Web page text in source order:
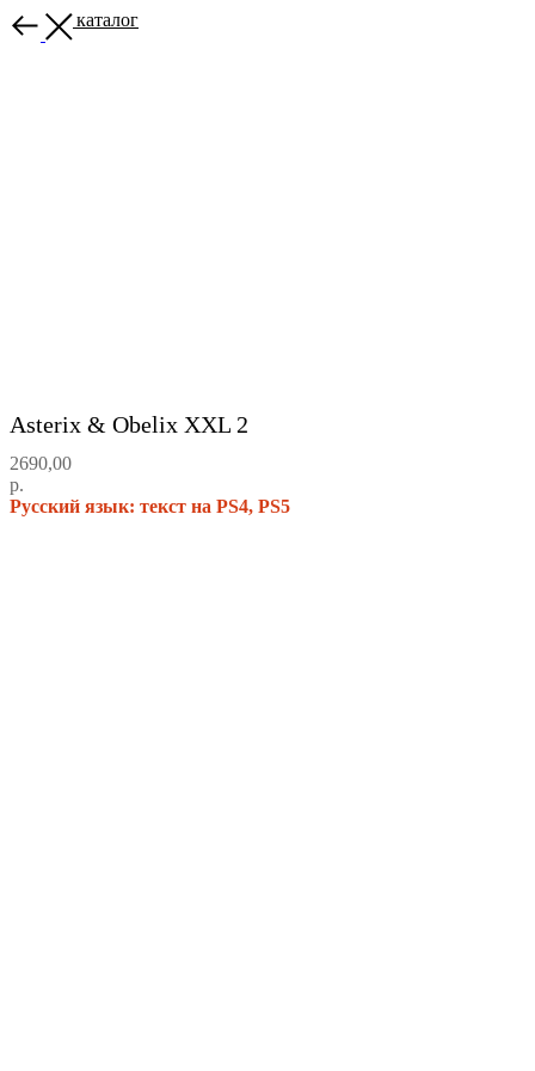
Назад в каталог
Asterix & Obelix XXL 2
2690,00
р.
Русский язык: текст на PS4, PS5